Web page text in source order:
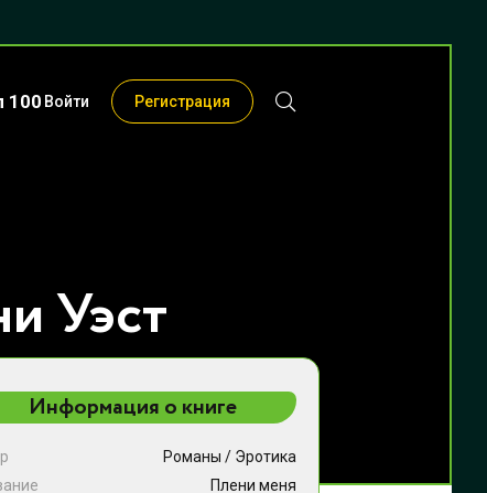
100 Войти Регистрация
Уэст
Информация о книге
Романы / Эротика
Плени меня